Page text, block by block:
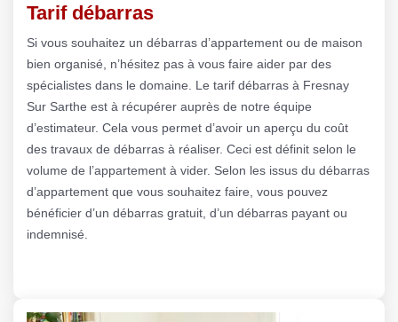
Tarif débarras
Si vous souhaitez un débarras d’appartement ou de maison
bien organisé, n’hésitez pas à vous faire aider par des
spécialistes dans le domaine. Le tarif débarras à Fresnay
Sur Sarthe est à récupérer auprès de notre équipe
d’estimateur. Cela vous permet d’avoir un aperçu du coût
des travaux de débarras à réaliser. Ceci est définit selon le
volume de l’appartement à vider. Selon les issus du débarras
d’appartement que vous souhaitez faire, vous pouvez
bénéficier d’un débarras gratuit, d’un débarras payant ou
indemnisé.